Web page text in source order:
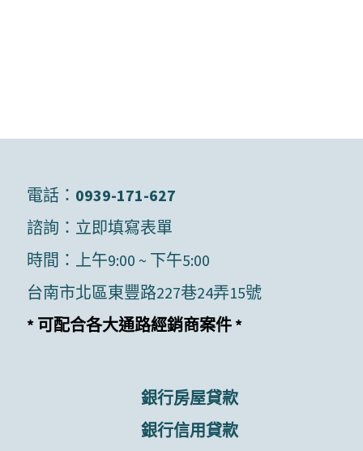
電話： 0939-171-627
諮詢： 立即填寫表單
時間：上午9:00 ~ 下午5:00
台南市北區東豐路227巷24弄15號
* 可配合各大通路經銷商案件 *
銀行房屋貸款
銀行信用貸款